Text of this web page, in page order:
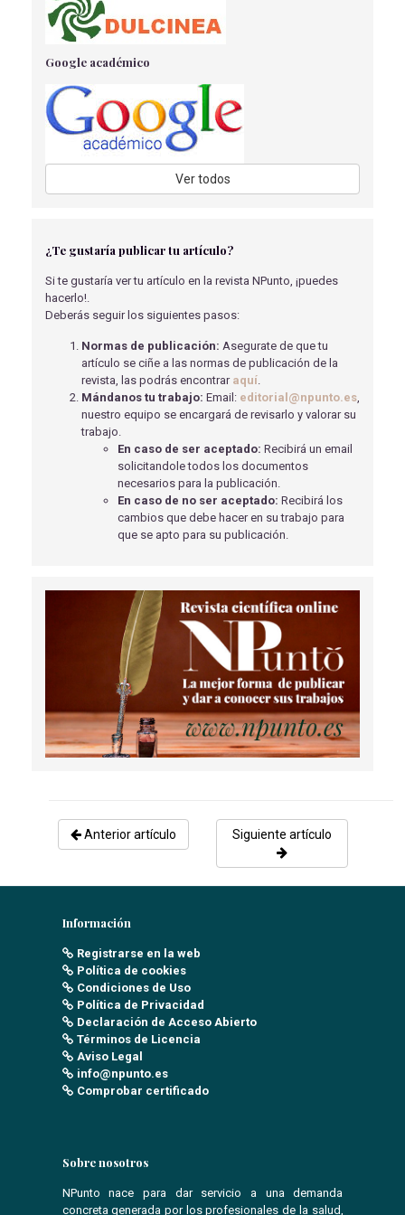
Cruz Morales, R- 27/04/2022
BIENESTAR EMOCIONAL EN EL PACIENTE
PREQUIRÚRGICO.
Fernández Mingorance B.- 02/04/2018
APLICACIONES DE LA FARMACOGENÉTICA EN EL
LABORATORIO CLÍNICO
Rodríguez Chacón, C., Martín Pérez, S., Jiménez Barragán, M
Briviesca Gómez M.- 02/04/2018
IMPACTO PSICOLÓGICO EN PACIENTE POSOPERADA
DE MASTECTOMÍA.
Rodríguez Domínguez A.R.- 02/04/2018
CASO CLÍNICO: QUISTE CEBACEO.
Rodríguez Martín C.- 02/04/2018
BENEFICIOS DEL USO DE LOS RAYOS T EN LOS
SERVICIOS DE URGENCIAS
Soriano Marín, M
OBSTRUCCIÓN INTESTINAL POR CUERPO ESTRAÑO.
López Morales C.- 02/04/2018
COMPLICACIONES DE LA CIRUGÍA MENOR EN
ATENCIÓN PRIMARIA.
DESDE EL PUNTO DE VISTA DE ENFERMERÍA
Hernández Blasco, E
- 01/04/2019
Google académico
Ver todos
¿Te gustaría publicar tu artículo?
Si te gustaría ver tu artículo en la revista NPunto, ¡puedes
hacerlo!.
Deberás seguir los siguientes pasos:
Normas de publicación: Asegurate de que tu
artículo se ciñe a las normas de publicación de la
revista, las podrás encontrar aquí
Mándanos tu trabajo: Email: editorial@npunto.es
nuestro equipo se encargará de revisarlo y valorar su
trabajo.
En caso de ser aceptado: Recibirá un email
solicitandole todos los documentos
necesarios para la publicación.
En caso de no ser aceptado: Recibirá los
cambios que debe hacer en su trabajo para
que se apto para su publicación.
Anterior artículo Siguiente artículo
Información
Registrarse en la web
Política de cookies
Condiciones de Uso
Política de Privacidad
Declaración de Acceso Abierto
Términos de Licencia
Aviso Legal
info@npunto.es
Comprobar certificado
Sobre nosotros
NPunto nace para dar servicio a una demanda
concreta generada por los profesionales de la salud,